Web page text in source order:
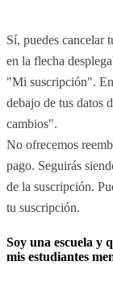
Sí, puedes cancelar
en la flecha
"Mi suscripción".
debajo de tus datos
cambios".
No ofrecemos
pago. Seguirás
de la suscripción.
tu suscripción.
Soy una escuela y
mis estudiantes